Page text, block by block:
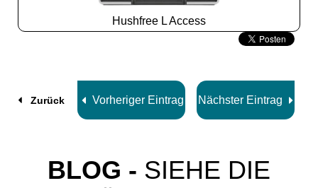
Hushfree L Access
Slide
Zurück Vorheriger Eintrag Nächster Eintrag
BLOG - SIEHE DIE